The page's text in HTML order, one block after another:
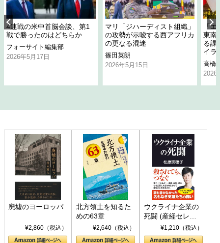
4連戦の米中首脳会談、第1
戦で勝ったのはどちらか
フォーサイト編集部
2026年5月17日
マリ「ジハーディスト組織」
の攻勢が示唆する西アフリカ
の更なる混迷
篠田英朗
2026年5月15日
「
東南
る課
イラ
高橋
2026
廃墟のヨーロッパ
¥2,860（税込）
北方領土を知るた
めの63章
¥2,640（税込）
ウクライナ企業の
死闘 (産経セレク
ト S 039)¥1,210（税込）